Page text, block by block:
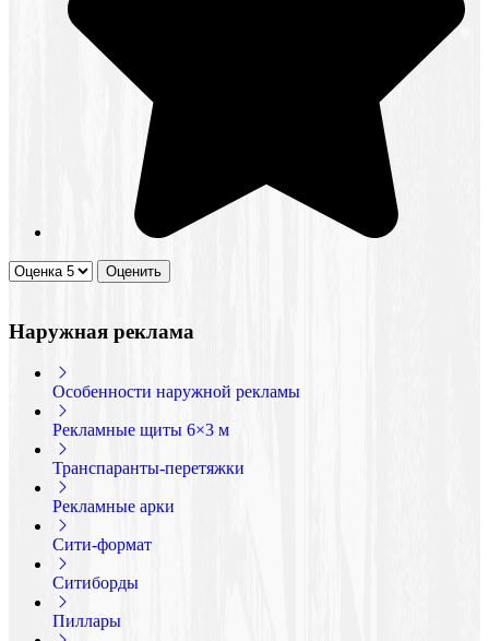
Наружная реклама
Особенности наружной рекламы
Рекламные щиты 6×3 м
Транспаранты-перетяжки
Рекламные арки
Сити-формат
Ситиборды
Пиллары